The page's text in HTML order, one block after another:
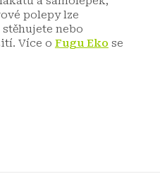
polepy lze
nebo
Více o Fugu Eko se